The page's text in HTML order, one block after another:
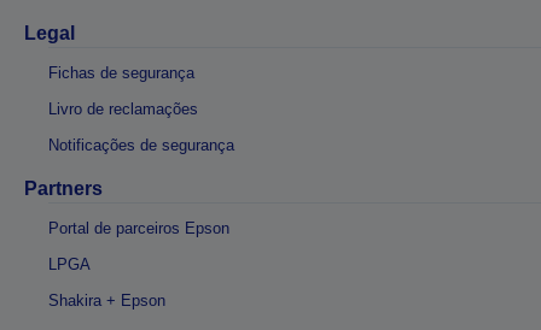
Legal
Fichas de segurança
Livro de reclamações
Notificações de segurança
Partners
Portal de parceiros Epson
LPGA
Shakira + Epson